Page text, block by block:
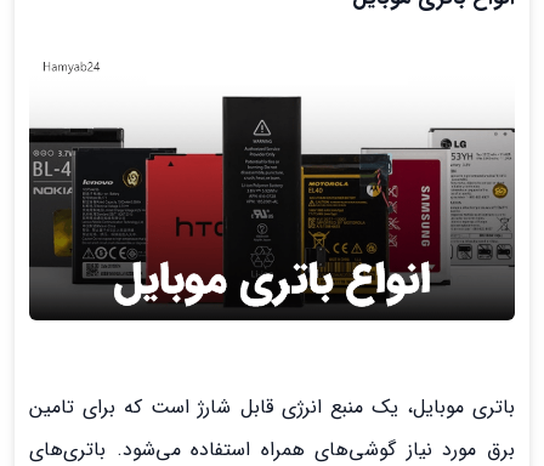
باتری موبایل، یک منبع انرژی قابل شارژ است که برای تامین
برق مورد نیاز گوشی‌های همراه استفاده می‌شود. باتری‌های